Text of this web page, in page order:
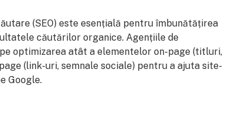
(SEO) este esențială pentru îmbunătățirea
căutărilor organice. Agențiile de
optimizarea atât a elementelor on-page (titluri,
(link-uri, semnale sociale) pentru a ajuta site-
Google.